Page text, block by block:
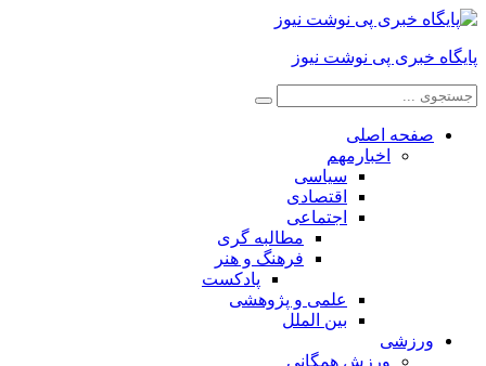
پایگاه خبری پی نوشت نیوز
صفحه اصلی
اخبارمهم
سیاسی
اقتصادی
اجتماعی
مطالبه گری
فرهنگ و هنر
پادکست
علمی و پژوهشی
بین الملل
ورزشی
ورزش همگانی